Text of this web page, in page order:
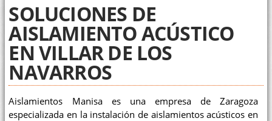
SOLUCIONES DE
AISLAMIENTO ACÚSTICO
EN VILLAR DE LOS
NAVARROS
Aislamientos Manisa es una empresa de Zaragoza
especializada en la instalación de aislamientos acústicos en